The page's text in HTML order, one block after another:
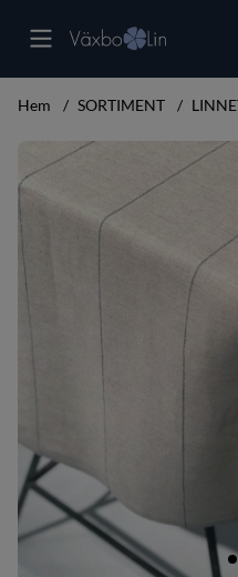
Hem SORTIMENT
Produktbilder Strå Metervara